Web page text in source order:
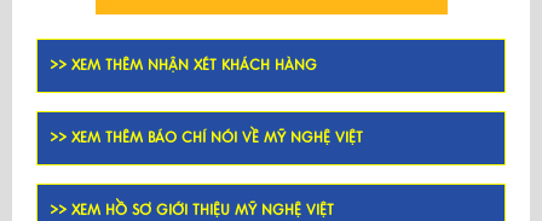
>> XEM THÊM NHẬN XÉT KHÁCH HÀNG
>> XEM THÊM BÁO CHÍ NÓI VỀ MỸ NGHỆ VIỆT
>> XEM HỒ SƠ GIỚI THIỆU MỸ NGHỆ VIỆT